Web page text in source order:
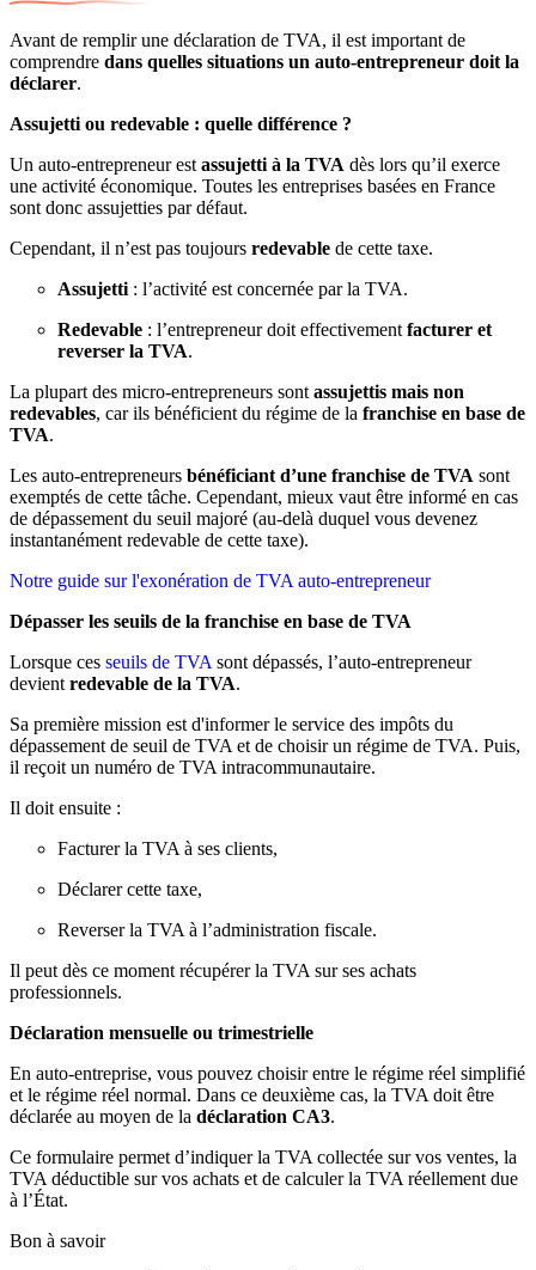
Avant de remplir une déclaration de TVA, il est important de
comprendre dans quelles situations un auto-entrepreneur doit la
déclarer.
Assujetti ou redevable : quelle différence ?
Un auto-entrepreneur est assujetti à la TVA dès lors qu’il exerce
une activité économique. Toutes les entreprises basées en France
sont donc assujetties par défaut.
Cependant, il n’est pas toujours redevable de cette taxe.
Assujetti : l’activité est concernée par la TVA.
Redevable : l’entrepreneur doit effectivement facturer et
reverser la TVA.
La plupart des micro-entrepreneurs sont assujettis mais non
redevables, car ils bénéficient du régime de la franchise en base de
TVA.
Les auto-entrepreneurs bénéficiant d’une franchise de TVA sont
exemptés de cette tâche. Cependant, mieux vaut être informé en cas
de dépassement du seuil majoré (au-delà duquel vous devenez
instantanément redevable de cette taxe).
Notre guide sur l'exonération de TVA auto-entrepreneur
Dépasser les seuils de la franchise en base de TVA
Lorsque ces seuils de TVA sont dépassés, l’auto-entrepreneur
devient redevable de la TVA.
Sa première mission est d'informer le service des impôts du
dépassement de seuil de TVA et de choisir un régime de TVA. Puis,
il reçoit un numéro de TVA intracommunautaire.
Il doit ensuite :
Facturer la TVA à ses clients,
Déclarer cette taxe,
Reverser la TVA à l’administration fiscale.
Il peut dès ce moment récupérer la TVA sur ses achats
professionnels.
Déclaration mensuelle ou trimestrielle
En auto-entreprise, vous pouvez choisir entre le régime réel simplifié
et le régime réel normal. Dans ce deuxième cas, la TVA doit être
déclarée au moyen de la déclaration CA3.
Ce formulaire permet d’indiquer la TVA collectée sur vos ventes, la
TVA déductible sur vos achats et de calculer la TVA réellement due
à l’État.
Bon à savoir